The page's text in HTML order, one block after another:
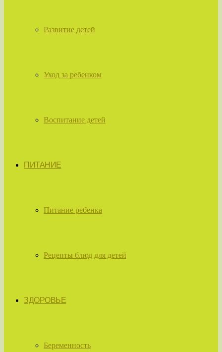
Развитие детей
Уход за ребенком
Воспитание детей
ПИТАНИЕ
Питание ребенка
Рецепты блюд для детей
ЗДОРОВЬЕ
Беременность